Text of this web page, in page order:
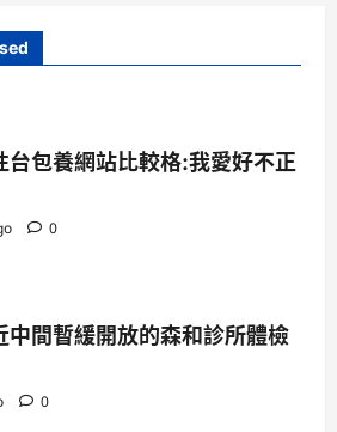
台包養網站比較格:我愛好不正
0
中間暫緩開放的森和診所體檢
0